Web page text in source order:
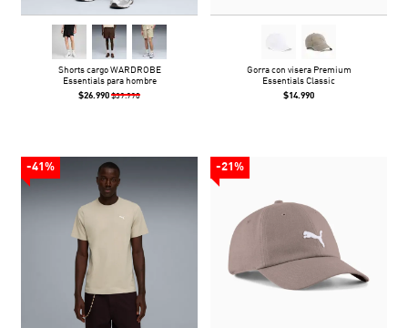
Shorts cargo WARDROBE
Essentials para hombre
$26.990 $39.990
Gorra con visera Premium
Essentials Classic
$14.990
-41% -21%